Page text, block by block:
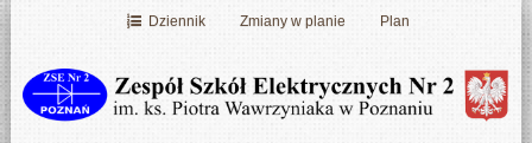
Dziennik Zmiany w planie Plan